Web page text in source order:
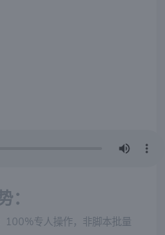
：
100%专人操作，非脚本批量